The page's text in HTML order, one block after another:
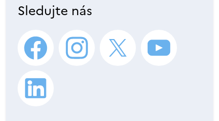
Sledujte nás